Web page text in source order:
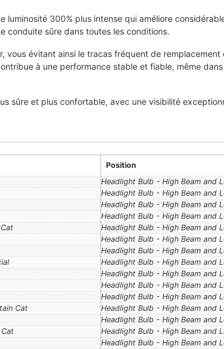
300% plus intense qui améliore
conduite sûre dans toutes les conditions.
vous évitant ainsi le tracas fréquent de remplacement
à une performance stable et fiable, même
sûre et plus confortable, avec une visibilité
Position
Headlight Bulb - High Beam and
Headlight Bulb - High Beam and
Headlight Bulb - High Beam and
Headlight Bulb - High Beam and
Headlight Bulb - High Beam and
Headlight Bulb - High Beam and
Headlight Bulb - High Beam and
Headlight Bulb - High Beam and
Headlight Bulb - High Beam and
Headlight Bulb - High Beam and
Headlight Bulb - High Beam and
Cat
Headlight Bulb - High Beam and
Headlight Bulb - High Beam and
Headlight Bulb - High Beam and
Headlight Bulb - High Beam and